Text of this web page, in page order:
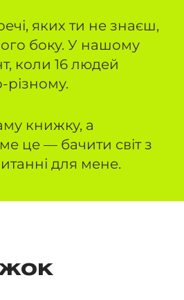
яких ти не знаєш,
боку. У нашому
коли 16 людей
різному.
книжку, а
це — бачити світ з
для мене.